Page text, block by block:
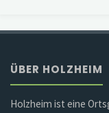
ÜBER HOLZHEIM
Holzheim ist eine